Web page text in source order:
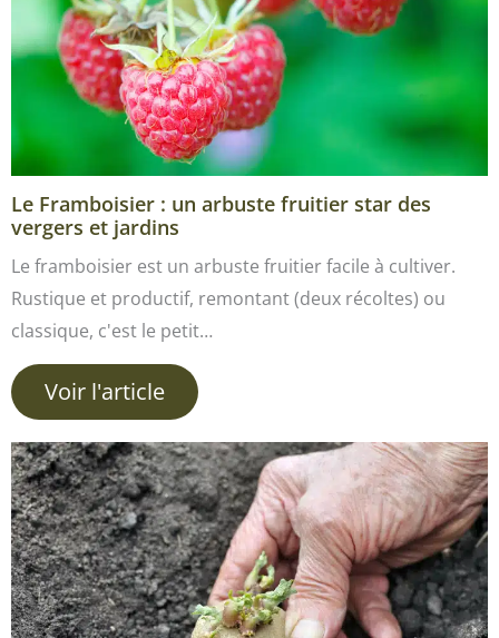
Le Framboisier : un arbuste fruitier star des
vergers et jardins
Le framboisier est un arbuste fruitier facile à cultiver.
Rustique et productif, remontant (deux récoltes) ou
classique, c'est le petit…
Voir l'article